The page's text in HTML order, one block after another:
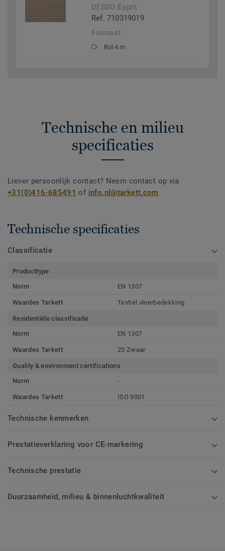
DESSO Esprit
Ref. 710319019
Formaat
Rol 4 m
Technische en milieu
specificaties
Liever persoonlijk contact? Neem contact op via
+31(0)416-685491 of info.nl@tarkett.com
Technische specificaties
Classificatie
Producttype
Norm
EN 1307
Waardes Tarkett Textiel vloerbedekking
Residentiële classificatie
Norm
EN 1307
Waardes Tarkett 23 Zwaar
Quality & environment certifications
Norm
-
Waardes Tarkett ISO 9001
Technische kenmerken
Prestatieverklaring voor CE-markering
Technische prestatie
Duurzaamheid, milieu & binnenluchtkwaliteit